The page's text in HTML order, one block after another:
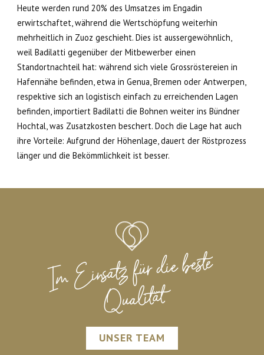
Heute werden rund 20% des Umsatzes im Engadin
erwirtschaftet, während die Wertschöpfung weiterhin
mehrheitlich in Zuoz geschieht. Dies ist aussergewöhnlich,
weil Badilatti gegenüber der Mitbewerber einen
Standortnachteil hat: während sich viele Grossröstereien in
Hafennähe befinden, etwa in Genua, Bremen oder Antwerpen,
respektive sich an logistisch einfach zu erreichenden Lagen
befinden, importiert Badilatti die Bohnen weiter ins Bündner
Hochtal, was Zusatzkosten beschert. Doch die Lage hat auch
ihre Vorteile: Aufgrund der Höhenlage, dauert der Röstprozess
länger und die Bekömmlichkeit ist besser.
Im Einsatz für die beste
Qualität
UNSER TEAM